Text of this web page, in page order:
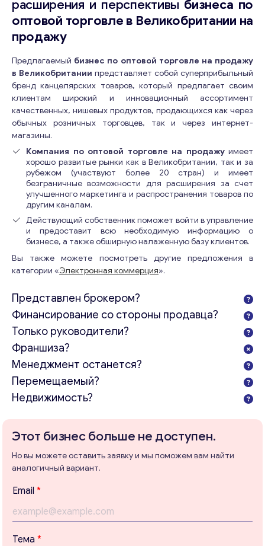
Консультация
Отправьте нам запрос, и мы свяжемся с вами в
расширения и перспективы бизнеса по
оптовой торговле в Великобритании на
продажу
Предлагаемый бизнес по оптовой торговле на продажу
в Великобритании представляет собой суперприбыльный
бренд канцелярских товаров, который предлагает своим
клиентам широкий и инновационный ассортимент
качественных, нишевых продуктов, продающихся как через
обычных розничных торговцев, так и через интернет-
магазины.
Компания по оптовой торговле на продажуимеет
хорошо развитые рынки как в Великобритании, так и за
рубежом (участвуют более 20 стран) и имеет
безграничные возможности для расширения за счет
улучшенного маркетинга и распространения товаров по
другим каналам.
Действующий собственник поможет войти в управление
и предоставит всю необходимую информацию о
бизнесе, а также обширную налаженную базу клиентов.
Вы также можете посмотреть другие предложения в
категории «Электронная коммерция».
Представлен брокером?
Финансирование со стороны продавца?
Только руководители?
Франшиза?
Менеджмент останется?
Перемещаемый?
Недвижимость?
Этот бизнес больше не доступен.
Но вы можете оставить заявку и мы поможем вам найти
аналогичный вариант.
Email *
Тема *